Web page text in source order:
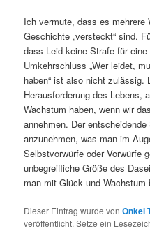
Ich vermute, dass es mehrere
Geschichte „versteckt“ sind.
dass Leid keine Strafe für
Umkehrschluss „Wer leidet,
haben“ ist also nicht zulässig.
Herausforderung des Lebens,
Wachstum haben, wenn wir
annehmen. Der
anzunehmen, was man im
Selbstvorwürfe oder Vorwürfe
unbegreifliche Größe des
man mit Glück und Wachstum
Dieser Eintrag wurde vonOnkel
veröffentlicht. Setze ein